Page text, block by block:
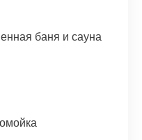
баня и сауна